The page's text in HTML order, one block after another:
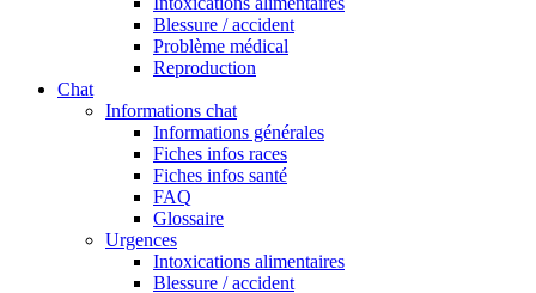
Blessure / accident
Problème médical
Reproduction
Chat
Informations chat
Informations générales
Fiches infos races
Fiches infos santé
FAQ
Glossaire
Urgences
Intoxications alimentaires
Blessure / accident